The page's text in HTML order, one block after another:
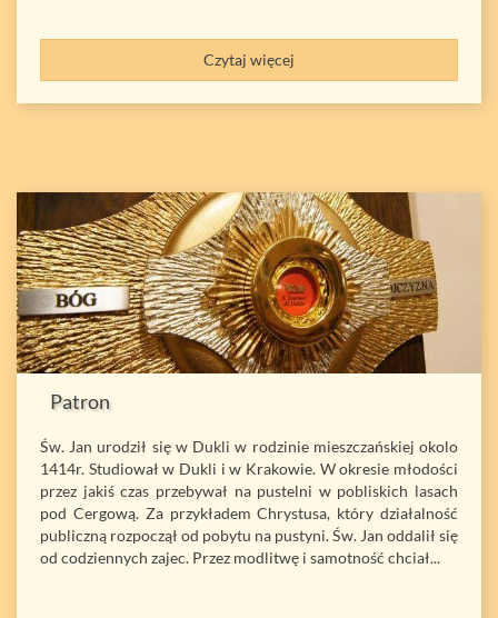
Czytaj więcej
Patron
Św. Jan urodził się w Dukli w rodzinie mieszczańskiej okolo
1414r. Studiował w Dukli i w Krakowie. W okresie młodości
przez jakiś czas przebywał na pustelni w pobliskich lasach
pod Cergową. Za przykładem Chrystusa, który działalność
publiczną rozpoczął od pobytu na pustyni. Św. Jan oddalił się
od codziennych zajec. Przez modlitwę i samotność chciał...